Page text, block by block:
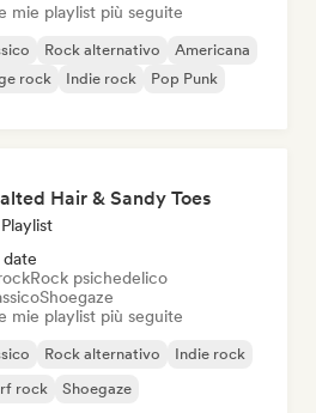
mie playlist più seguite
Rock alternativo
Americana
rock Indie rock
Pop Punk
Hair & Sandy Toes
Rock psichedelico
Shoegaze
mie playlist più seguite
Rock alternativo
Indie rock
rock Shoegaze